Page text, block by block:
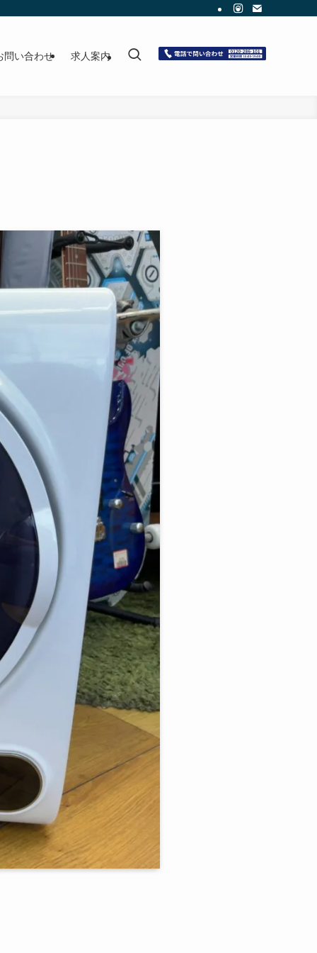
問い合わせ 求人案内